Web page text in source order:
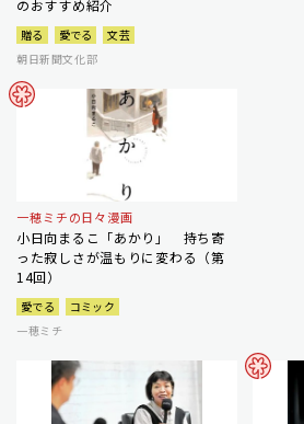
のおすすめ紹介
贈る 愛でる
文芸
朝日新聞文化部
一穂ミチの日々漫画
小日向まるこ「あかり」 持ち寄
った寂しさが温もりに変わる（第
14回）
愛でる
コミック
一穂ミチ